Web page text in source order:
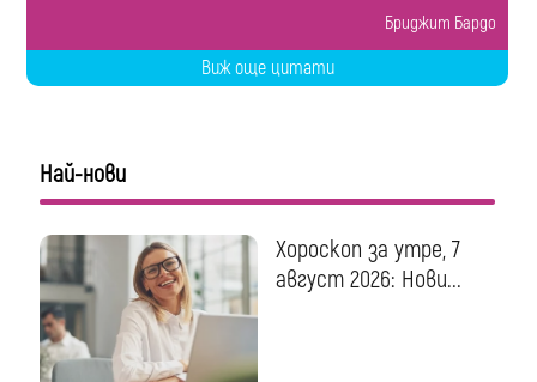
Бриджит Бардо
Виж още цитати
Най-нови
Хороскоп за утре, 7
август 2026: Нови...